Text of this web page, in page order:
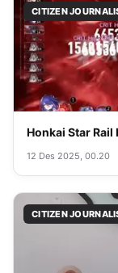
CITIZEN
Honkai Star
12 Des 2025, 00.20
CITIZEN